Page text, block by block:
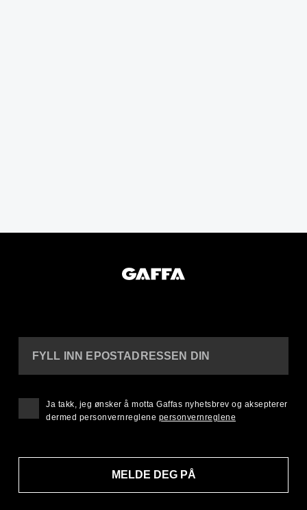
FYLL INN EPOSTADRESSEN DIN
MELDE DEG PÅ
Ja takk, jeg ønsker å motta Gaffas nyhetsbrev og aksepterer
dermed personvernreglene personvernreglene